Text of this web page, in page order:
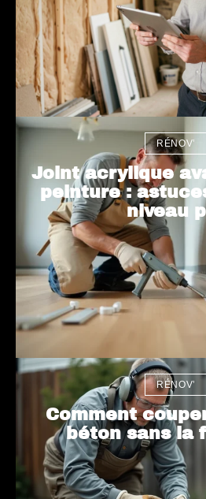
RÉNOV’
Joint acrylique
peinture :
niveau
RÉNOV’
Comment
béton sans la